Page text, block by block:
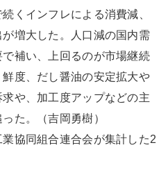
くインフレによる消費減、
増大した。人口減の国内需
補い、上回るのが市場継続
度、だし醤油の安定拡大や
や、加工度アップなどの主
た。（吉岡勇樹）
協同組合連合会が集計した2